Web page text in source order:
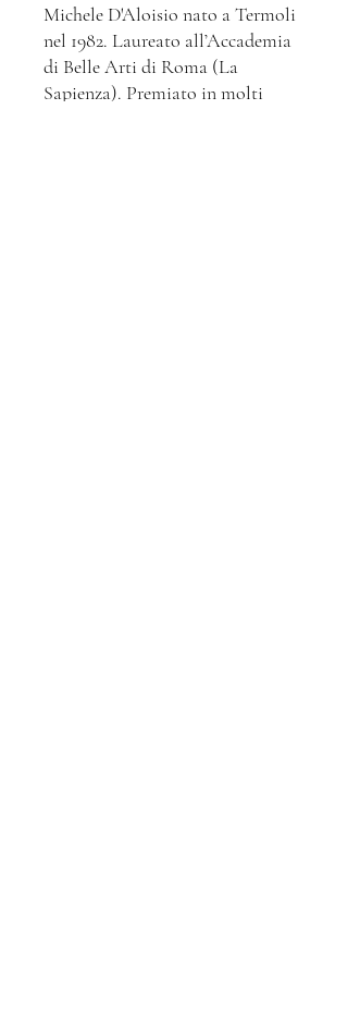
Michele D'Aloisio nato a Termoli
nel 1982. Laureato all’Accademia
di Belle Arti di Roma (La
Sapienza). Premiato in molti